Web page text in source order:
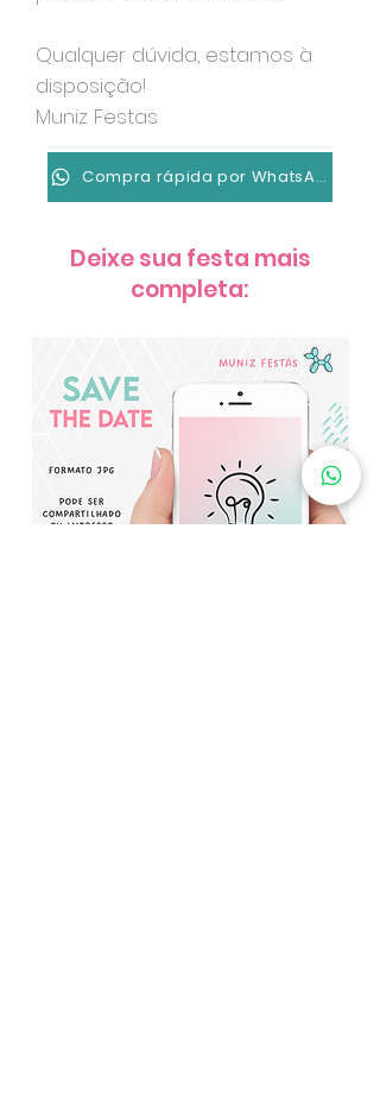
Qualquer dúvida, estamos à
disposição!
Muniz Festas
Compra rápida por WhatsApp
Deixe sua festa mais
completa: